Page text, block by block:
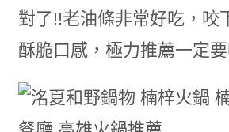
對了!!老油條非常好吃，咬
酥脆口感，極力推薦一定